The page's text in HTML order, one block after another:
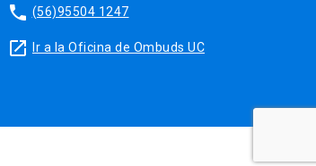
phone (56)95504 1247
launch Ir a la Oficina de Ombuds UC